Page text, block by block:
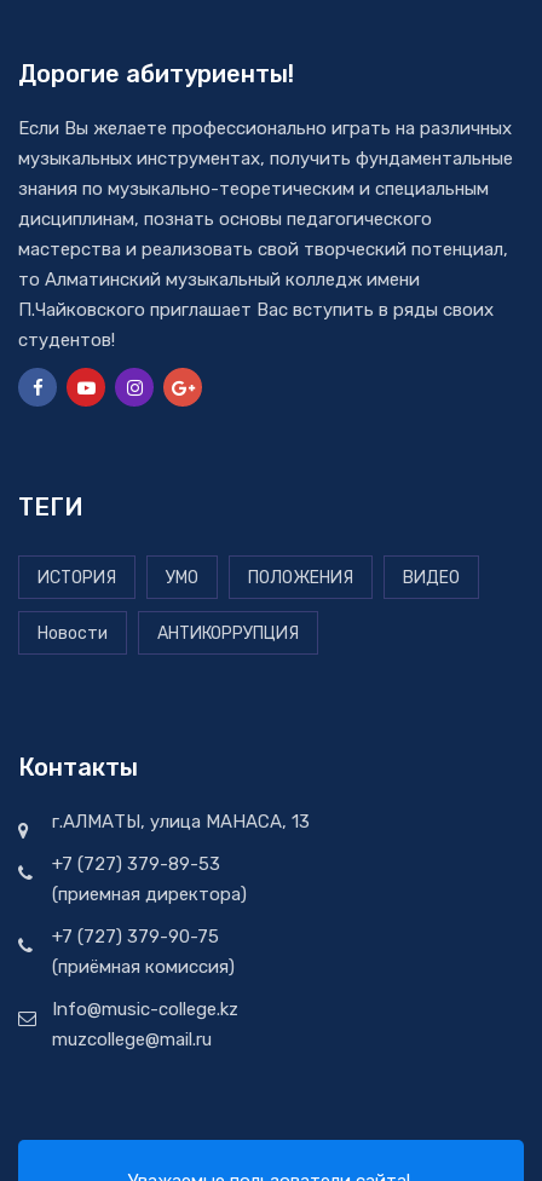
Дорогие абитуриенты!
Если Вы желаете профессионально играть на различных
музыкальных инструментах, получить фундаментальные
знания по музыкально-теоретическим и специальным
дисциплинам, познать основы педагогического
мастерства и реализовать свой творческий потенциал,
то Алматинский музыкальный колледж имени
П.Чайковского приглашает Вас вступить в ряды своих
студентов!
ТЕГИ
ИСТОРИЯ УМО ПОЛОЖЕНИЯ ВИДЕО
Новости АНТИКОРРУПЦИЯ
Контакты
г.АЛМАТЫ, улица МАНАСА, 13
+7 (727) 379-89-53
(приемная директора)
+7 (727) 379-90-75
(приёмная комиссия)
Info@music-college.kz
muzcollege@mail.ru